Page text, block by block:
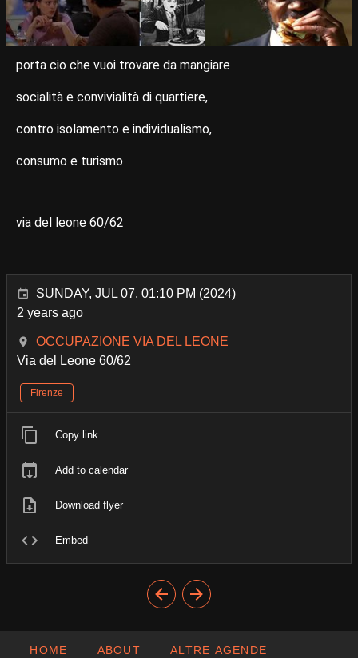
porta cio che vuoi trovare da mangiare
socialità e convivialità di quartiere,
contro isolamento e individualismo,
consumo e turismo
via del leone 60/62
SUNDAY, JUL 07, 01:10 PM (2024)
2 years ago
OCCUPAZIONE VIA DEL LEONE
Via del Leone 60/62
Firenze
Copy link
Add to calendar
Download flyer
Embed
HOME ABOUT ALTRE AGENDE